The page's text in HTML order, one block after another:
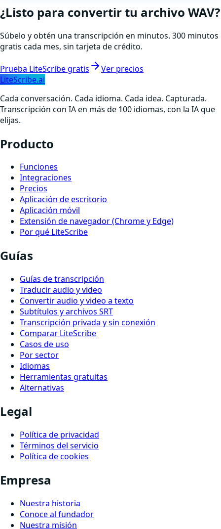
¿Listo para convertirtu archivo WAV?
Súbelo y obtén una transcripción en minutos. 300 minutos
gratis cada mes, sin tarjeta de crédito.
Prueba LiteScribe gratis
Ver precios
LiteScribe.ai
Cada conversación. Cada idioma. Cada idea. Capturada.
Transcripción con IA en más de 100 idiomas, con la IA que
elijas.
Producto
Funciones
Integraciones
Precios
Aplicación de escritorio
Aplicación móvil
Extensión de navegador (Chrome y Edge)
Por qué LiteScribe
Guías
Guías de transcripción
Traducir audio y video
Convertir audio y video a texto
Subtítulos y archivos SRT
Transcripción privada y sin conexión
Comparar LiteScribe
Casos de uso
Por sector
Idiomas
Herramientas gratuitas
Alternativas
Legal
Política de privacidad
Términos del servicio
Política de cookies
Empresa
Nuestra historia
Conoce al fundador
Nuestra misión